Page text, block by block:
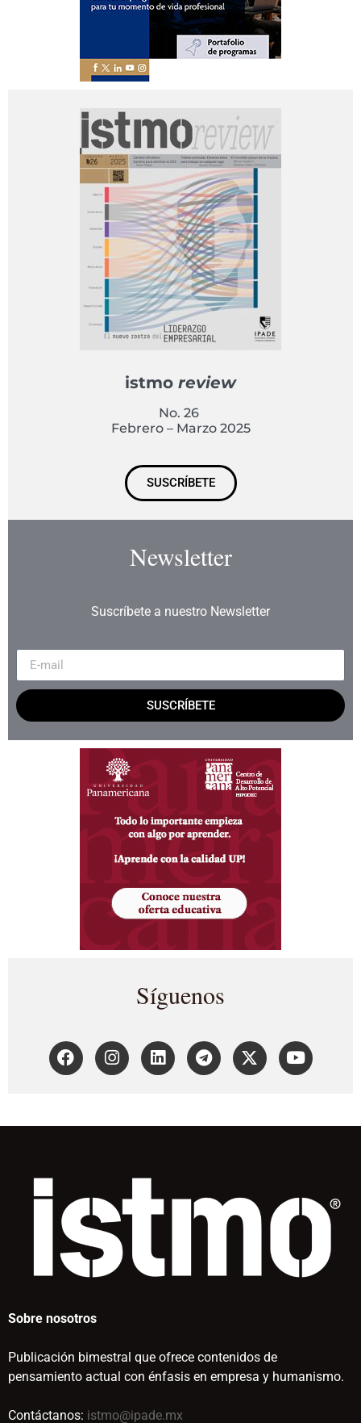
istmo review
No. 26
Febrero – Marzo 2025
SUSCRÍBETE
Newsletter
Suscríbete a nuestro Newsletter
SUSCRÍBETE
Síguenos
Sobre nosotros
Publicación bimestral que ofrece contenidos de
pensamiento actual con énfasis en empresa y humanismo.
Contáctanos: istmo@ipade.mx